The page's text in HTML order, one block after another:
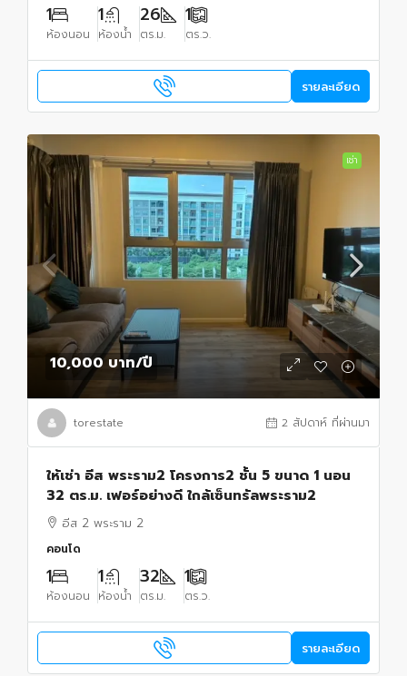
1
ห้องนอน
1
ห้องน้ำ
26
ตร.ม.
1
ตร.ว.
รายละเอียด
เช่า
10,000 บาท/ปี
torestate 2 สัปดาห์ ที่ผ่านมา
ให้เช่า อีส พระราม2 โครงการ2 ชั้น 5 ขนาด 1 นอน
32 ตร.ม. เฟอร์อย่างดี ใกล้เซ็นทรัลพระราม2
อีส 2 พระราม 2
คอนโด
1
ห้องนอน
1
ห้องน้ำ
32
ตร.ม.
1
ตร.ว.
รายละเอียด